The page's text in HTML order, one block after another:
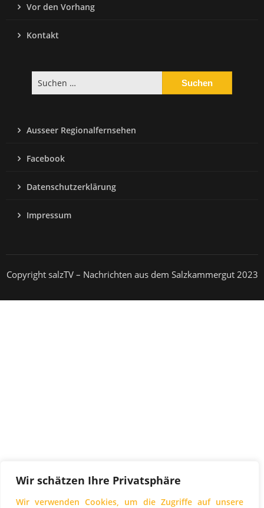
Wir schätzen Ihre Privatsphäre
Wir verwenden Cookies, um die Zugriffe auf unsere
Vor den Vorhang
Kontakt
nach:
Ausseer Regionalfernsehen
Facebook
Datenschutzerklärung
Impressum
Copyright salzTV – Nachrichten aus dem Salzkammergut 2023